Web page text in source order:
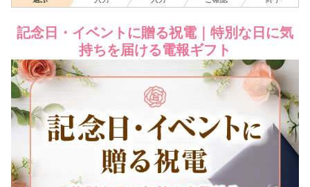
記念日・イベントに贈る祝電｜特別な日に気
持ちを届ける電報ギフト